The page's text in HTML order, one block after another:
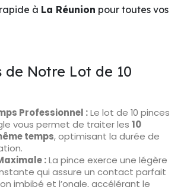
à La Réunion pour toutes vos
de Notre Lot de 10
Professionnel :Le lot de 10 pinces
vous permet de traiter les 10
temps, optimisant la durée de
:La pince exerce une légère
qui assure un contact parfait
imbibé et l’ongle, accélérant le